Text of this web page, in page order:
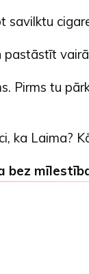
savilktu
pastāstīt
Pirms tu
ka Laima?
bez